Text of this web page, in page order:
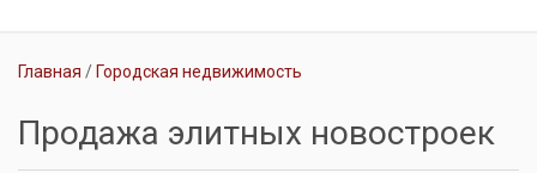
Главная Городская недвижимость
Продажа элитных новостроек